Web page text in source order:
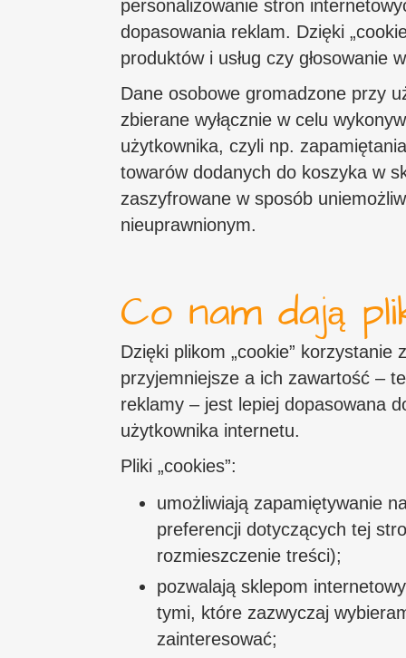
personalizowanie stron
dopasowania reklam. Dzięki
produktów i usług czy głosowanie
Dane osobowe gromadzone przy
zbierane wyłącznie w celu
użytkownika, czyli np.
towarów dodanych do koszyka w
zaszyfrowane w sposób
nieuprawnionym.
Co nam dają
Dzięki plikom „cookie” korzystanie
przyjemniejsze a ich zawartość –
reklamy – jest lepiej dopasowana
użytkownika internetu.
Pliki „cookies”:
umożliwiają zapamiętywanie
preferencji dotyczących tej
rozmieszczenie treści);
pozwalają sklepom
tymi, które zazwyczaj
zainteresować;